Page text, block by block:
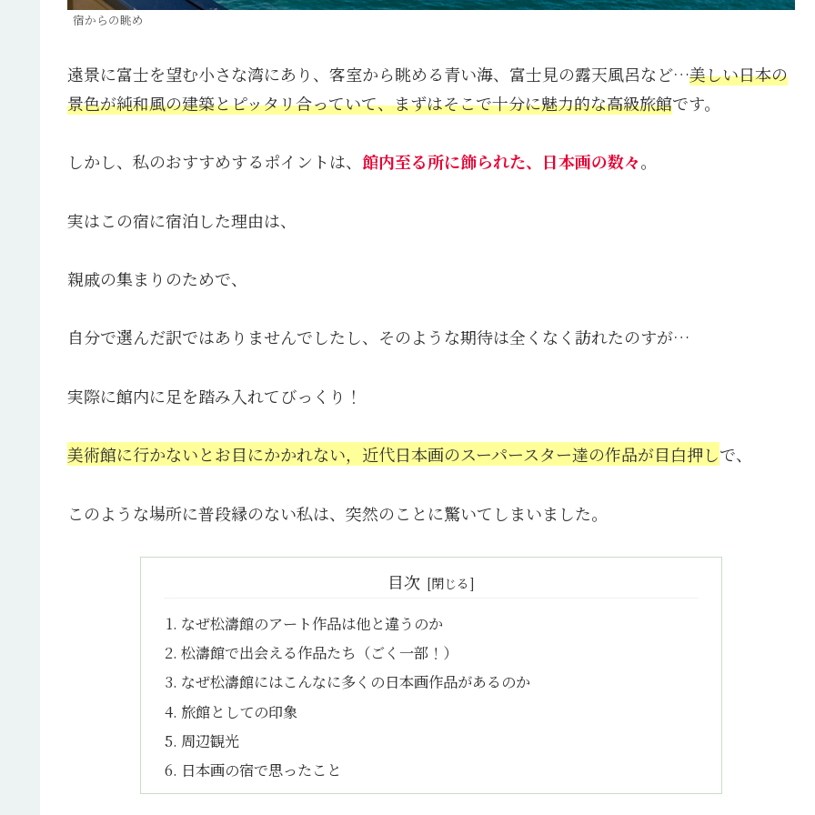
宿からの眺め
遠景に富士を望む小さな湾にあり、客室から眺める青い海、富士見の露天風呂など…美しい日本の
景色が純和風の建築とピッタリ合っていて、まずはそこで十分に魅力的な高級旅館です。
しかし、私のおすすめするポイントは、 館内至る所に飾られた、日本画の数々。
実はこの宿に宿泊した理由は、
親戚の集まりのためで、
自分で選んだ訳ではありませんでしたし、そのような期待は全くなく訪れたのすが…
実際に館内に足を踏み入れてびっくり！
美術館に行かないとお目にかかれない，近代日本画のスーパースター達の作品が目白押しで、
このような場所に普段縁のない私は、突然のことに驚いてしまいました。
目次
なぜ松濤館のアート作品は他と違うのか
松濤館で出会える作品たち（ごく一部！）
なぜ松濤館にはこんなに多くの日本画作品があるのか
旅館としての印象
周辺観光
日本画の宿で思ったこと